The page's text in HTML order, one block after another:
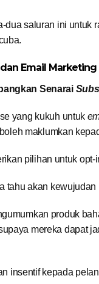
saluran ini untuk
Email Marketing
Senarai
yang kukuh untuk
maklumkan
pilihan untuk
tahu akan
produk
mereka dapat
insentif kepada